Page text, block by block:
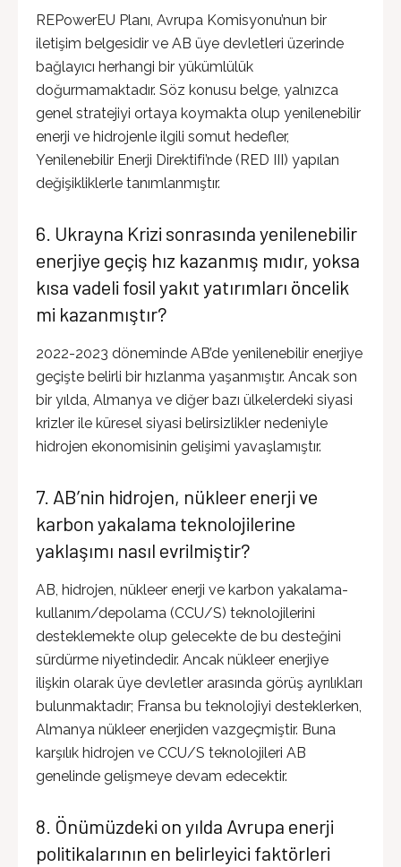
REPowerEU Planı, Avrupa Komisyonu’nun bir
iletişim belgesidir ve AB üye devletleri üzerinde
bağlayıcı herhangi bir yükümlülük
doğurmamaktadır. Söz konusu belge, yalnızca
genel stratejiyi ortaya koymakta olup yenilenebilir
enerji ve hidrojenle ilgili somut hedefler,
Yenilenebilir Enerji Direktifi’nde (RED III) yapılan
değişikliklerle tanımlanmıştır.
6. Ukrayna Krizi sonrasında yenilenebilir
enerjiye geçiş hız kazanmış mıdır, yoksa
kısa vadeli fosil yakıt yatırımları öncelik
mi kazanmıştır?
2022-2023 döneminde AB’de yenilenebilir enerjiye
geçişte belirli bir hızlanma yaşanmıştır. Ancak son
bir yılda, Almanya ve diğer bazı ülkelerdeki siyasi
krizler ile küresel siyasi belirsizlikler nedeniyle
hidrojen ekonomisinin gelişimi yavaşlamıştır.
7. AB’nin hidrojen, nükleer enerji ve
karbon yakalama teknolojilerine
yaklaşımı nasıl evrilmiştir?
AB, hidrojen, nükleer enerji ve karbon yakalama-
kullanım/depolama (CCU/S) teknolojilerini
desteklemekte olup gelecekte de bu desteğini
sürdürme niyetindedir. Ancak nükleer enerjiye
ilişkin olarak üye devletler arasında görüş ayrılıkları
bulunmaktadır; Fransa bu teknolojiyi desteklerken,
Almanya nükleer enerjiden vazgeçmiştir. Buna
karşılık hidrojen ve CCU/S teknolojileri AB
genelinde gelişmeye devam edecektir.
8. Önümüzdeki on yılda Avrupa enerji
politikalarının en belirleyici faktörleri